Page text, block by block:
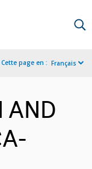
Cette page en : Français
AND